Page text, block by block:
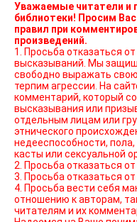
Уважаемые читатели и
библиотеки! Просим
правил при
произведений.
1. Просьба отказаться
высказываний. Мы защищаем право наших читателей
свободно выражать
терпим агрессии. На
комментарий, который
высказывания или
отдельным лицам или
этнического
недееспособности,
касты или сексуальной
2. Просьба отказаться от
3. Просьба отказаться
4. Просьба вести себя
отношению к авторам,
читателям и их